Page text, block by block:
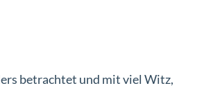
betrachtet und mit viel Witz,